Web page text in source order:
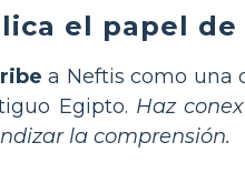
el papel
a Neftis como una
Egipto. Haz
la comprensión.